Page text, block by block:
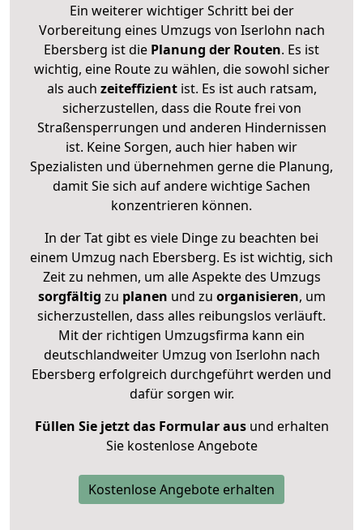
Ein weiterer wichtiger Schritt bei der
Vorbereitung eines Umzugs von Iserlohn nach
Ebersberg ist die Planung der Routen. Es ist
wichtig, eine Route zu wählen, die sowohl sicher
als auch zeiteffizientist. Es ist auch ratsam,
sicherzustellen, dass die Route frei von
Straßensperrungen und anderen Hindernissen
ist. Keine Sorgen, auch hier haben wir
Spezialisten und übernehmen gerne die Planung,
damit Sie sich auf andere wichtige Sachen
konzentrieren können.
In der Tat gibt es viele Dinge zu beachten bei
einem Umzug nach Ebersberg. Es ist wichtig, sich
Zeit zu nehmen, um alle Aspekte des Umzugs
sorgfältig zu planen und zu organisieren, um
sicherzustellen, dass alles reibungslos verläuft.
Mit der richtigen Umzugsfirma kann ein
deutschlandweiter Umzug von Iserlohn nach
Ebersberg erfolgreich durchgeführt werden und
dafür sorgen wir.
Füllen Sie jetzt das Formular ausund erhalten
Sie kostenlose Angebote
Kostenlose Angebote erhalten